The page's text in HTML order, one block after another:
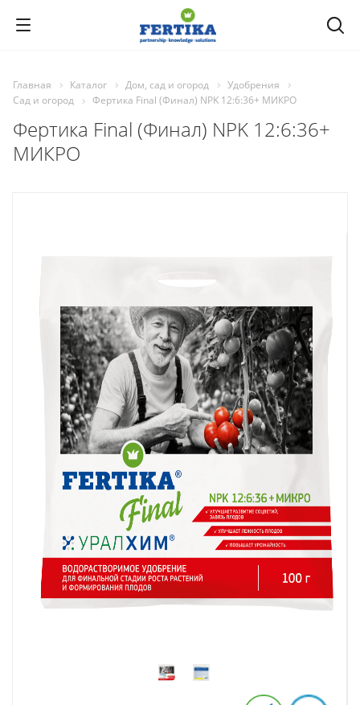
Главная Каталог Дом, сад и огород
Удобрения
Сад и огород
Фертика Final (Финал) NPK 12:6:36+ МИКРО
Фертика Final (Финал) NPK 12:6:36+
МИКРО